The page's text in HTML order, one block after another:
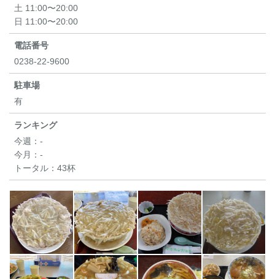
土 11:00〜20:00
日 11:00〜20:00
電話番号
0238-22-9600
駐車場
有
ランキング
今週： -
今月： -
トータル： 43杯